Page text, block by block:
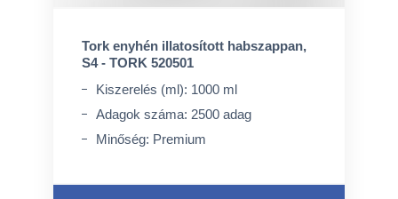
Tork enyhén illatosított habszappan,
S4 - TORK 520501
Kiszerelés (ml): 1000 ml
Adagok száma: 2500 adag
Minőség: Premium